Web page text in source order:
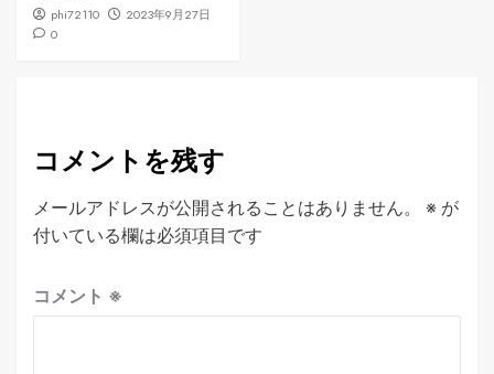
phi72110
2023年9月27日
0
コメントを残す
メールアドレスが公開されることはありません。 ※ が
付いている欄は必須項目です
コメント ※